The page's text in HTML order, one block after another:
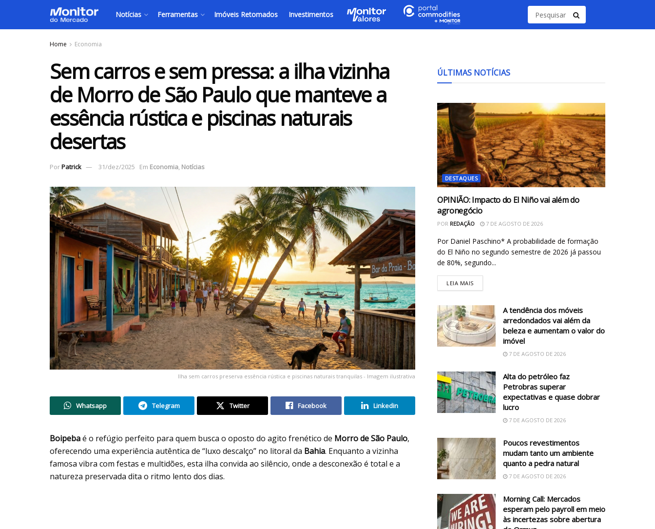
Notícias Ferramentas Imóveis Retomados Investimentos
Home Economia
Sem carros e sem pressa: a ilha vizinha
de Morro de São Paulo que manteve a
essência rústica e piscinas naturais
desertas
PorPatrick 31/dez/2025 Em Economia, Notícias
Ilha sem carros preserva essência rústica e piscinas naturais tranquilas - Imagem ilustrativa
Whatsapp Telegram Twitter Facebook Linkedin
Boipebaé o refúgio perfeito para quem busca o oposto do agito frenético de Morro de São Paulo,
oferecendo uma experiência autêntica de “luxo descalço” no litoral da Bahia. Enquanto a vizinha
famosa vibra com festas e multidões, esta ilha convida ao silêncio, onde a desconexão é total e a
natureza preservada dita o ritmo lento dos dias.
ÚLTIMAS NOTÍCIAS
DESTAQUES
OPINIÃO: Impacto do El Niño vai além do
agronegócio
POR REDAÇÃO 7 DE AGOSTO DE 2026
Por Daniel Paschino* A probabilidade de formação
do El Niño no segundo semestre de 2026 já passou
de 80%, segundo...
LEIA MAIS
A tendência dos móveis
arredondados vai além da
beleza e aumentam o valor do
imóvel
7 DE AGOSTO DE 2026
Alta do petróleo faz
Petrobras superar
expectativas e quase dobrar
lucro
7 DE AGOSTO DE 2026
Poucos revestimentos
mudam tanto um ambiente
quanto a pedra natural
7 DE AGOSTO DE 2026
Morning Call: Mercados
esperam pelo payroll em meio
às incertezas sobre abertura